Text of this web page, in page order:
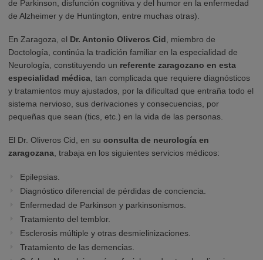
de Parkinson, disfunción cognitiva y del humor en la enfermedad
de Alzheimer y de Huntington, entre muchas otras).
En Zaragoza, el Dr. Antonio Oliveros Cid , miembro de
Doctología, continúa la tradición familiar en la especialidad de
Neurología, constituyendo un referente zaragozano en esta
especialidad médica , tan complicada que requiere diagnósticos
y tratamientos muy ajustados, por la dificultad que entraña todo el
sistema nervioso, sus derivaciones y consecuencias, por
pequeñas que sean (tics, etc.) en la vida de las personas.
El Dr. Oliveros Cid, en su consulta de neurología en
zaragozana , trabaja en los siguientes servicios médicos:
Epilepsias.
Diagnóstico diferencial de pérdidas de conciencia.
Enfermedad de Parkinson y parkinsonismos.
Tratamiento del temblor.
Esclerosis múltiple y otras desmielinizaciones.
Tratamiento de las demencias.